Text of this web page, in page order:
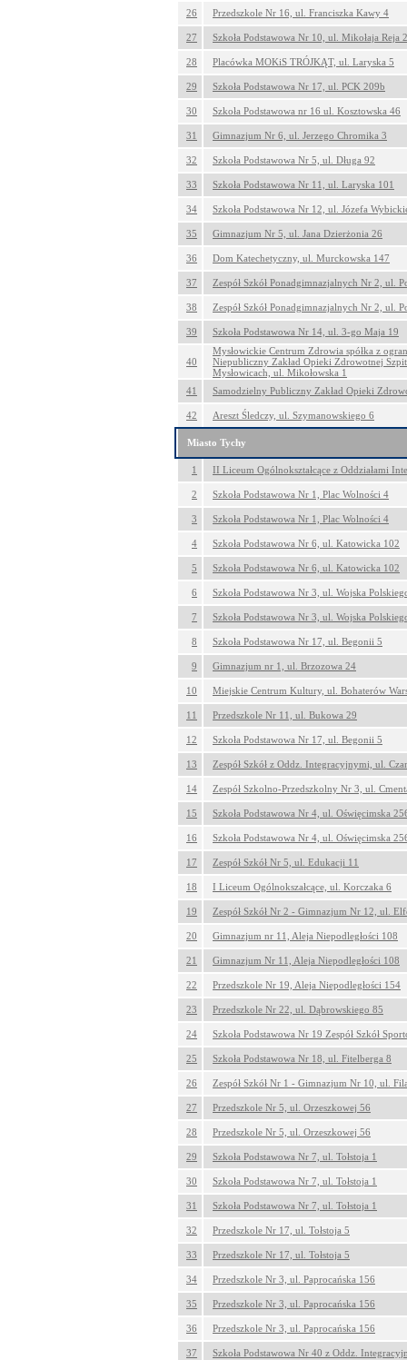
26
Przedszkole Nr 16, ul. Franciszka Kawy 4
27 Szkoła Podstawowa Nr 10, ul. Mikołaja Reja
28 Placówka MOKiS TRÓJKĄT, ul. Laryska 5
29 Szkoła Podstawowa Nr 17, ul. PCK 209b
30 Szkoła Podstawowa nr 16 ul. Kosztowska 46
31 Gimnazjum Nr 6, ul. Jerzego Chromika 3
32 Szkoła Podstawowa Nr 5, ul. Długa 92
33 Szkoła Podstawowa Nr 11, ul. Laryska 101
34 Szkoła Podstawowa Nr 12, ul. Józefa
35 Gimnazjum Nr 5, ul. Jana Dzierżonia 26
36 Dom Katechetyczny, ul. Murckowska 147
37 Zespół Szkół Ponadgimnazjalnych Nr 2, ul.
38 Zespół Szkół Ponadgimnazjalnych Nr 2, ul.
39 Szkoła Podstawowa Nr 14, ul. 3-go Maja 19
40
Mysłowickie Centrum Zdrowia spółka z
Niepubliczny Zakład Opieki Zdrowotnej
Mysłowicach, ul. Mikołowska 1
41
Samodzielny Publiczny Zakład Opieki
42 Areszt Śledczy, ul. Szymanowskiego 6
Miasto Tychy
1 II Liceum Ogólnokształcące z Oddziałami
2 Szkoła Podstawowa Nr 1, Plac Wolności 4
3 Szkoła Podstawowa Nr 1, Plac Wolności 4
4 Szkoła Podstawowa Nr 6, ul. Katowicka 102
5 Szkoła Podstawowa Nr 6, ul. Katowicka 102
6 Szkoła Podstawowa Nr 3, ul. Wojska
7 Szkoła Podstawowa Nr 3, ul. Wojska
8 Szkoła Podstawowa Nr 17, ul. Begonii 5
9 Gimnazjum nr 1, ul. Brzozowa 24
10 Miejskie Centrum Kultury, ul. Bohaterów
11 Przedszkole Nr 11, ul. Bukowa 29
12 Szkoła Podstawowa Nr 17, ul. Begonii 5
13 Zespół Szkół z Oddz. Integracyjnymi, ul.
14 Zespół Szkolno-Przedszkolny Nr 3, ul.
15 Szkoła Podstawowa Nr 4, ul. Oświęcimska
16 Szkoła Podstawowa Nr 4, ul. Oświęcimska
17 Zespół Szkół Nr 5, ul. Edukacji 11
18 I Liceum Ogólnokszałcące, ul. Korczaka 6
19 Zespół Szkół Nr 2 - Gimnazjum Nr 12, ul.
20 Gimnazjum nr 11, Aleja Niepodległości 108
21 Gimnazjum Nr 11, Aleja Niepodległości 108
22 Przedszkole Nr 19, Aleja Niepodległości 154
23 Przedszkole Nr 22, ul. Dąbrowskiego 85
24 Szkoła Podstawowa Nr 19 Zespół Szkół
25 Szkoła Podstawowa Nr 18, ul. Fitelberga 8
26 Zespół Szkół Nr 1 - Gimnazjum Nr 10, ul.
27 Przedszkole Nr 5, ul. Orzeszkowej 56
28 Przedszkole Nr 5, ul. Orzeszkowej 56
29 Szkoła Podstawowa Nr 7, ul. Tołstoja 1
30 Szkoła Podstawowa Nr 7, ul. Tołstoja 1
31 Szkoła Podstawowa Nr 7, ul. Tołstoja 1
32 Przedszkole Nr 17, ul. Tołstoja 5
33 Przedszkole Nr 17, ul. Tołstoja 5
34 Przedszkole Nr 3, ul. Paprocańska 156
35 Przedszkole Nr 3, ul. Paprocańska 156
36 Przedszkole Nr 3, ul. Paprocańska 156
37 Szkoła Podstawowa Nr 40 z Oddz.